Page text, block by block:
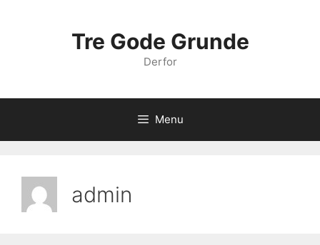
Tre Gode Grunde
Derfor
Menu
admin